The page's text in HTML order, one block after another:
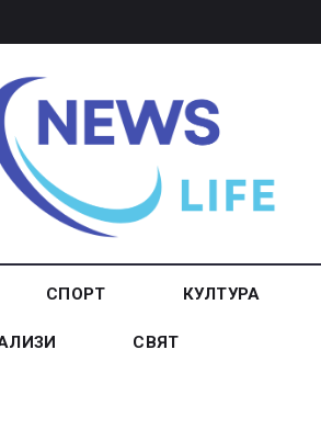
СПОРТ КУЛТУРА
СВЯТ